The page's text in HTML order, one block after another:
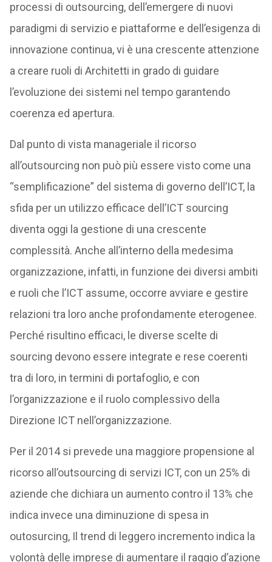
processi di outsourcing, dell’emergere di nuovi
paradigmi di servizio e piattaforme e dell’esigenza di
innovazione continua, vi è una crescente attenzione
a creare ruoli di Architetti in grado di guidare
l’evoluzione dei sistemi nel tempo garantendo
coerenza ed apertura.
Dal punto di vista manageriale il ricorso
all’outsourcing non può più essere visto come una
“semplificazione” del sistema di governo dell’ICT, la
sfida per un utilizzo efficace dell’ICT sourcing
diventa oggi la gestione di una crescente
complessità. Anche all’interno della medesima
organizzazione, infatti, in funzione dei diversi ambiti
e ruoli che l’ICT assume, occorre avviare e gestire
relazioni tra loro anche profondamente eterogenee.
Perché risultino efficaci, le diverse scelte di
sourcing devono essere integrate e rese coerenti
tra di loro, in termini di portafoglio, e con
l’organizzazione e il ruolo complessivo della
Direzione ICT nell’organizzazione.
Per il 2014 si prevede una maggiore propensione al
ricorso all’outsourcing di servizi ICT, con un 25% di
aziende che dichiara un aumento contro il 13% che
indica invece una diminuzione di spesa in
outosurcing, Il trend di leggero incremento indica la
volontà delle imprese di aumentare il raggio d’azio­ne